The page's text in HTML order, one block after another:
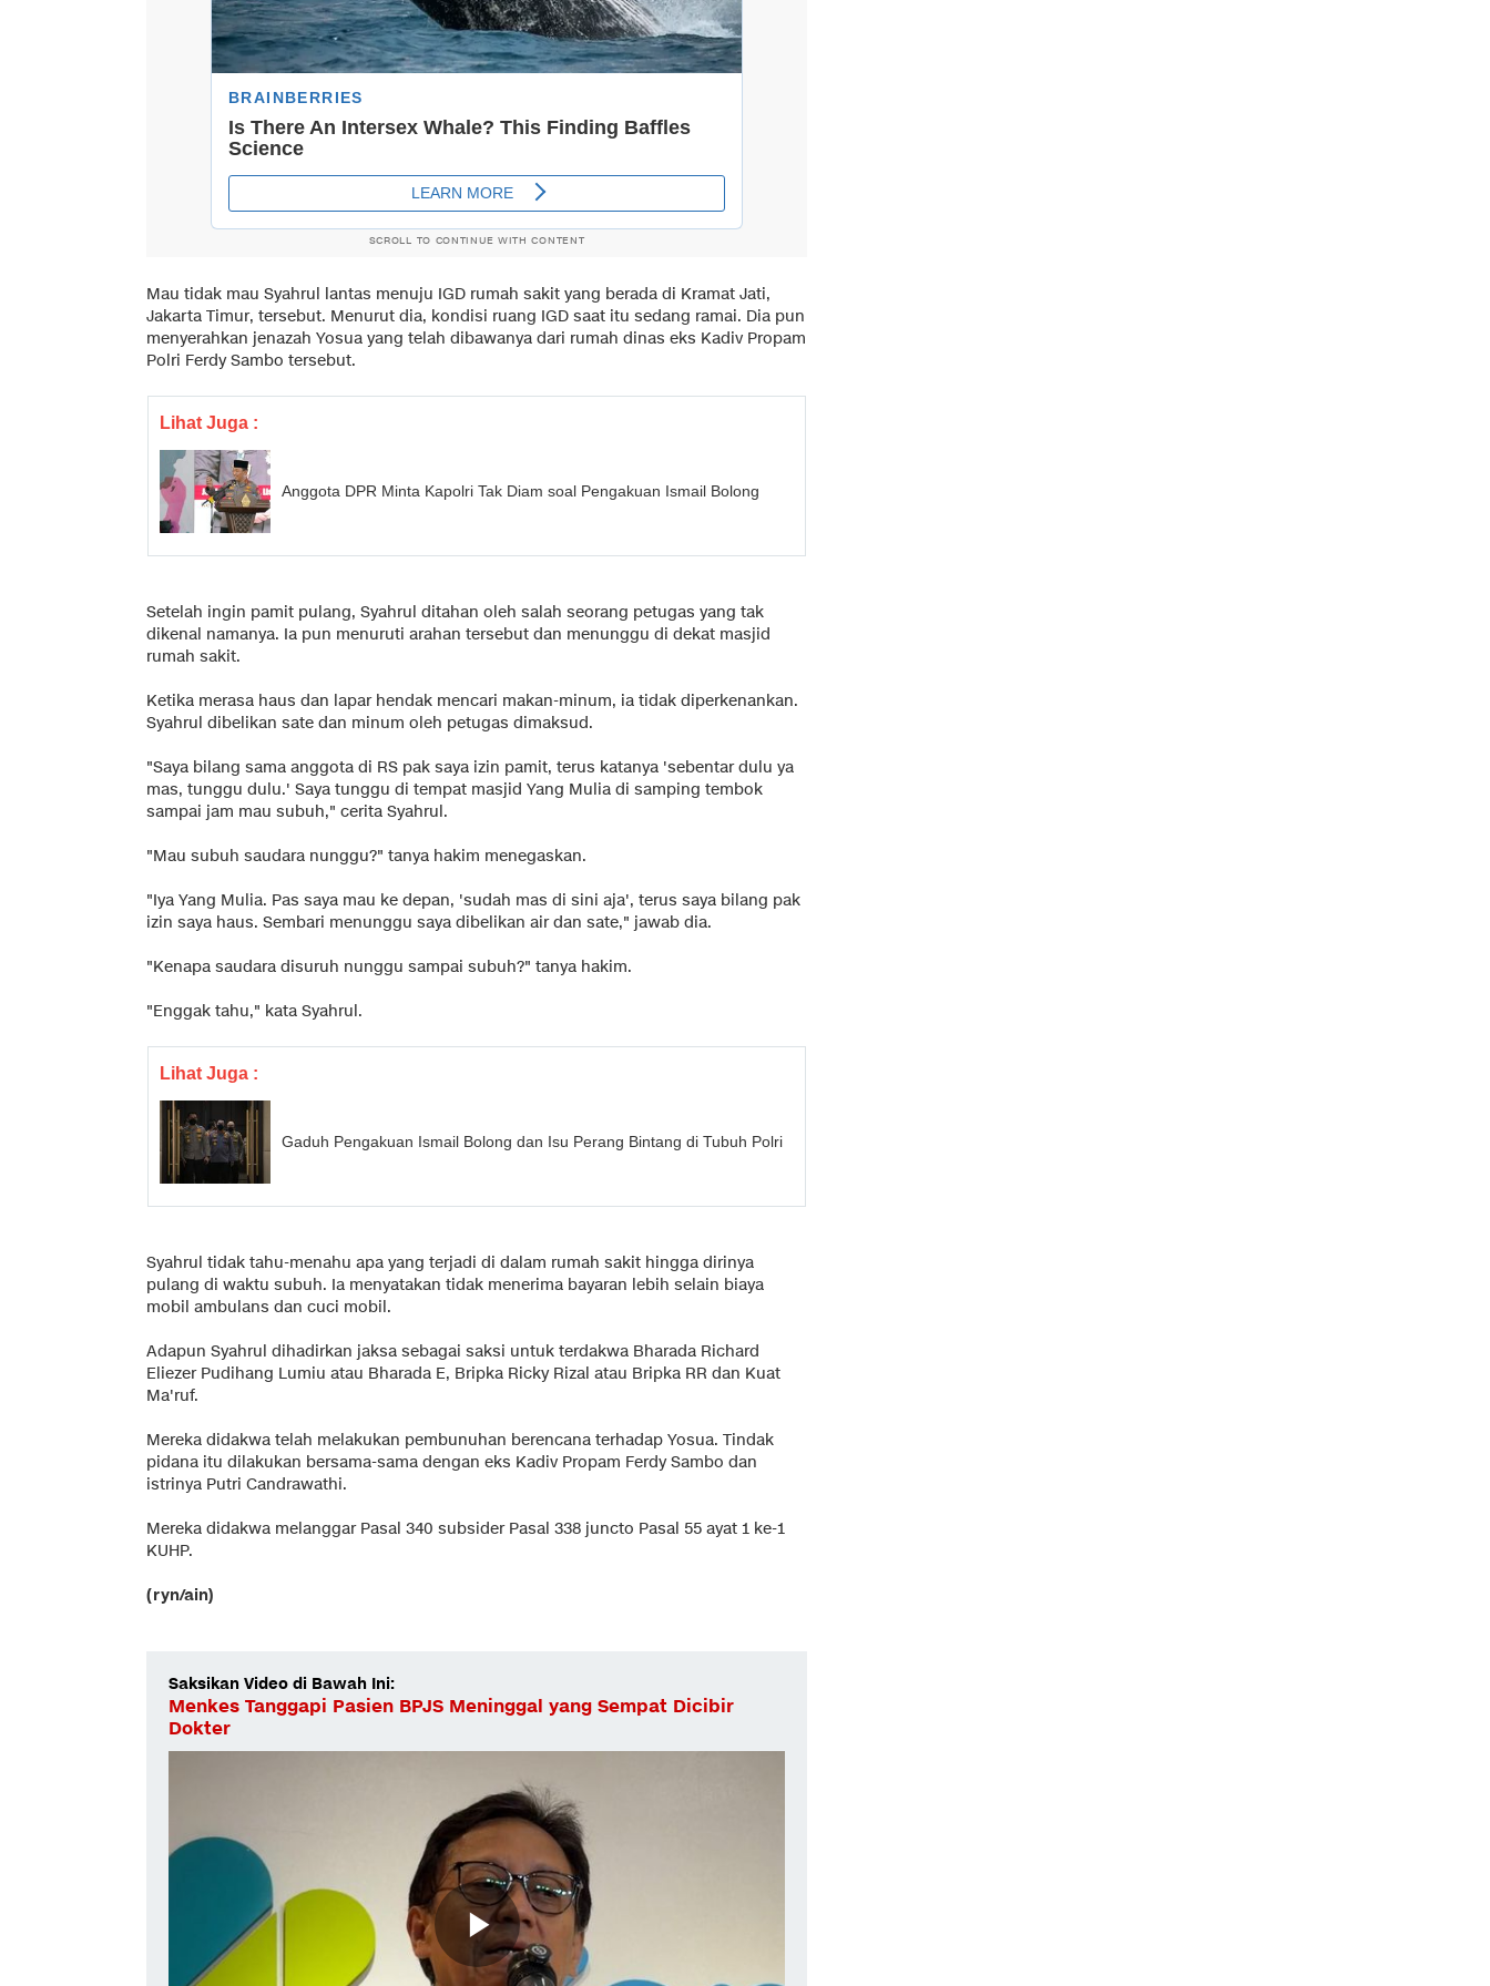
SCROLL TO CONTINUE WITH CONTENT
Mau tidak mau Syahrul lantas menuju IGD rumah sakit yang berada di Kramat Jati,
Jakarta Timur, tersebut. Menurut dia, kondisi ruang IGD saat itu sedang ramai. Dia pun
menyerahkan jenazah Yosua yang telah dibawanya dari rumah dinas eks Kadiv Propam
Polri Ferdy Sambo tersebut.
Lihat Juga :
Anggota DPR Minta Kapolri Tak Diam soal Pengakuan Ismail Bolong
Setelah ingin pamit pulang, Syahrul ditahan oleh salah seorang petugas yang tak
dikenal namanya. Ia pun menuruti arahan tersebut dan menunggu di dekat masjid
rumah sakit.
Ketika merasa haus dan lapar hendak mencari makan-minum, ia tidak diperkenankan.
Syahrul dibelikan sate dan minum oleh petugas dimaksud.
"Saya bilang sama anggota di RS pak saya izin pamit, terus katanya 'sebentar dulu ya
mas, tunggu dulu.' Saya tunggu di tempat masjid Yang Mulia di samping tembok
sampai jam mau subuh," cerita Syahrul.
"Mau subuh saudara nunggu?" tanya hakim menegaskan.
"Iya Yang Mulia. Pas saya mau ke depan, 'sudah mas di sini aja', terus saya bilang pak
izin saya haus. Sembari menunggu saya dibelikan air dan sate," jawab dia.
"Kenapa saudara disuruh nunggu sampai subuh?" tanya hakim.
"Enggak tahu," kata Syahrul.
Lihat Juga :
Gaduh Pengakuan Ismail Bolong dan Isu Perang Bintang di Tubuh Polri
Syahrul tidak tahu-menahu apa yang terjadi di dalam rumah sakit hingga dirinya
pulang di waktu subuh. Ia menyatakan tidak menerima bayaran lebih selain biaya
mobil ambulans dan cuci mobil.
Adapun Syahrul dihadirkan jaksa sebagai saksi untuk terdakwa Bharada Richard
Eliezer Pudihang Lumiu atau Bharada E, Bripka Ricky Rizal atau Bripka RR dan Kuat
Ma'ruf.
Mereka didakwa telah melakukan pembunuhan berencana terhadap Yosua. Tindak
pidana itu dilakukan bersama-sama dengan eks Kadiv Propam Ferdy Sambo dan
istrinya Putri Candrawathi.
Mereka didakwa melanggar Pasal 340 subsider Pasal 338 juncto Pasal 55 ayat 1 ke-1
KUHP.
(ryn/ain)
Saksikan Video di Bawah Ini:
Menkes Tanggapi Pasien BPJS Meninggal yang Sempat Dicibir
Dokter